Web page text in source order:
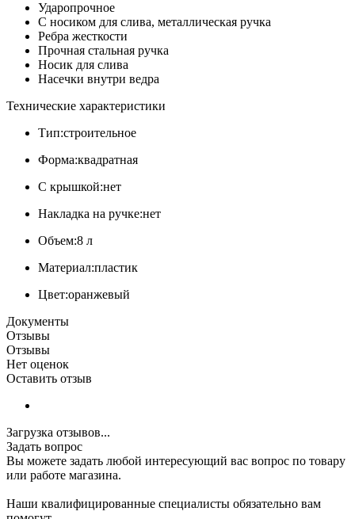
Ударопрочное
С носиком для слива, металлическая ручка
Ребра жесткости
Прочная стальная ручка
Носик для слива
Насечки внутри ведра
Технические характеристики
Тип:строительное
Форма:квадратная
С крышкой:нет
Накладка на ручке:нет
Объем:8 л
Материал:пластик
Цвет:оранжевый
Документы
Отзывы
Отзывы
Нет оценок
Оставить отзыв
Загрузка отзывов...
Задать вопрос
Вы можете задать любой интересующий вас вопрос по товару
или работе магазина.
Наши квалифицированные специалисты обязательно вам